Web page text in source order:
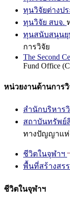
ทุนวิจัยต่างปร
ทุนวิจัย สบจ.
ทุนสนับสนุนยุ
การวิจัย
The Second
Fund Office
หน่วยงานด้านการวิ
สำนักบริหาร
สถาบันทรัพย์
ทางปัญญาแห่
ชีวิตในจุฬาฯ
พื้นที่สร้างสร
ชีวิตในจุฬาฯ